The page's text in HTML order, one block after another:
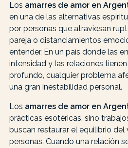
Los amarres de amor en
en una de las alternativas
por personas que atraviesan
pareja o distanciamientos
entender. En un país donde las
intensidad y las relaciones
profundo, cualquier problema
una gran inestabilidad personal.
Los amarres de amor en
prácticas esotéricas, sino
buscan restaurar el equilibrio
personas. Cuando una relación